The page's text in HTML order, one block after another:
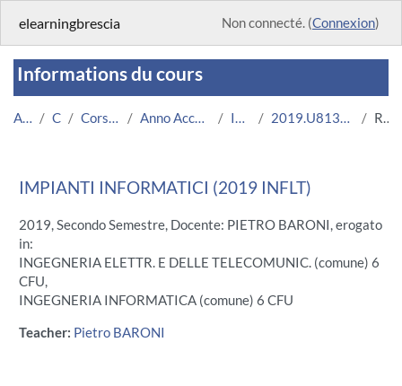
elearningbrescia Non connecté. (Connexion)
Informations du cours
Accueil Cours Corsi Istituzionali Anno Accademico 2019/2020 Ingegneria 2019.U8137.05713-11.N0.15728 Résumé
IMPIANTI INFORMATICI (2019 INFLT)
2019, Secondo Semestre, Docente: PIETRO BARONI, erogato
in:
INGEGNERIA ELETTR. E DELLE TELECOMUNIC. (comune) 6
CFU,
INGEGNERIA INFORMATICA (comune) 6 CFU
Teacher: Pietro BARONI